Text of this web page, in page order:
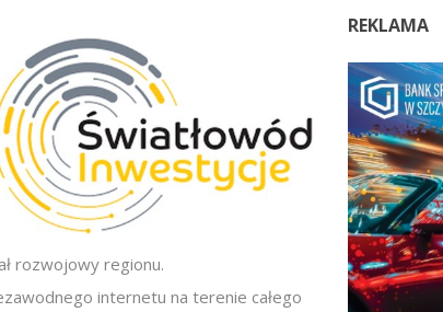
rozwojowy regionu.
internetu na terenie całego
REKLAMA